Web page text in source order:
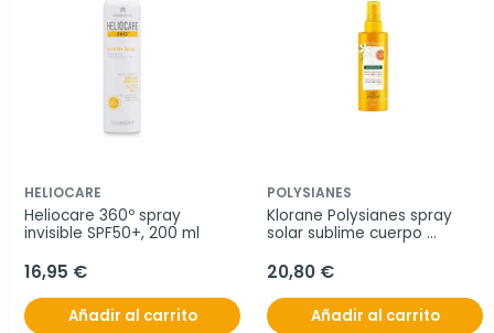
HELIOCARE
Heliocare 360º spray
invisible SPF50+, 200 ml
16,95 €
Añadir al carrito
POLYSIANES
Klorane Polysianes spray
solar sublime cuerpo
20,80 €
Añadir al carrito